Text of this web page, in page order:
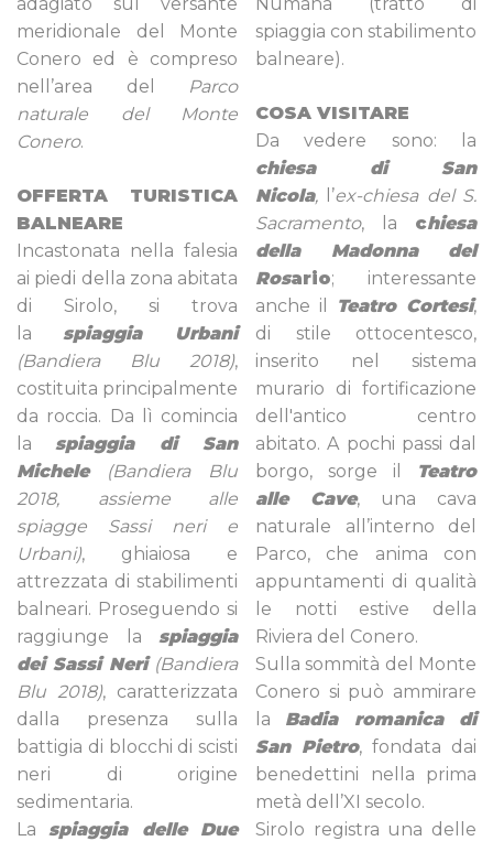
meridionale del Monte
Conero ed è compreso
nell’area del
Parco
naturale del Monte
Conero.
OFFERTA TURISTICA
BALNEARE
Incastonata nella falesia
ai piedi della zona abitata
di Sirolo, si trova
la spiaggia Urbani
(Bandiera Blu 2018),
costituita principalmente
da roccia. Da lì comincia
la spiaggia di San
Michele(Bandiera Blu
2018, assieme alle
spiagge Sassi neri e
Urbani), ghiaiosa e
attrezzata di stabilimenti
balneari. Proseguendo si
raggiunge la spiaggia
dei Sassi Neri(Bandiera
Blu 2018), caratterizzata
dalla presenza sulla
battigia di blocchi di scisti
neri di origine
sedimentaria.
La spiaggia delle Due
spiaggia con stabilimento
balneare).
COSA VISITARE
Da vedere sono: la
chiesa di San
Nicola, l’ex-chiesa del S.
Sacramento, la chiesa
della Madonna del
Rosario; interessante
anche il
Teatro Cortesi,
di stile ottocentesco,
inserito nel sistema
murario di fortificazione
dell'antico centro
abitato. A pochi passi dal
borgo, sorge il
Teatro
alle Cave, una cava
naturale all’interno del
Parco, che anima con
appuntamenti di qualità
le notti estive della
Riviera del Conero.
Sulla sommità del Monte
Conero si può ammirare
la Badia romanica di
San Pietro, fondata dai
benedettini nella prima
metà dell’XI secolo.
Sirolo registra una delle